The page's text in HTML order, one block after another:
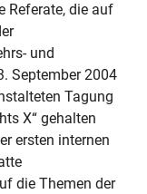
Referate, die auf
und
September 2004
Tagung
X“ gehalten
ersten internen
die Themen der